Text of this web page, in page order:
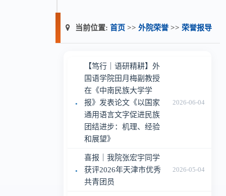
当前位置: 首页 >> 外院荣誉>> 荣誉报导
·
【笃行｜语研精耕】外
国语学院田月梅副教授
在《中南民族大学学
报》发表论文《以国家
通用语言文字促进民族
团结进步：机理、经验
和展望》
2026-06-04
·
喜报｜我院张宏宇同学
获评2026年天津市优秀
共青团员
2026-05-04